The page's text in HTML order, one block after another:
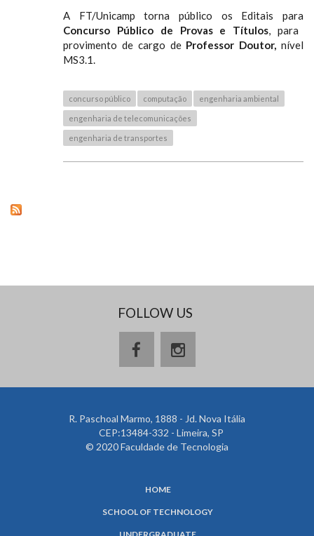
A FT/Unicamp torna público os Editais para
Concurso Público de Provas e Títulos, para
provimento de cargo de Professor Doutor,nível
MS3.1.
concurso público computação engenharia ambiental
engenharia de telecomunicações
engenharia de transportes
FOLLOW US
R. Paschoal Marmo, 1888 - Jd. Nova Itália
CEP:13484-332 - Limeira, SP
© 2020 Faculdade de Tecnologia
HOME
SCHOOL OF TECHNOLOGY